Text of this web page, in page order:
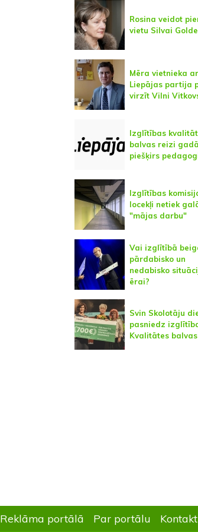
Rosina veidot
vietu Silvai
Mēra vietnieka
Liepājas partija
virzīt Vilni
Izglītības
balvas reizi gadā
piešķirs
Izglītības
locekļi netiek
"mājas darbu"
Vai izglītībā
pārdabisko un
nedabisko
ērai?
Svin Skolotāju
pasniedz
Kvalitātes balvas
Reklāma portālā Par portālu